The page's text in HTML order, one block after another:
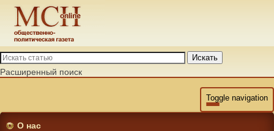
Искать
Расширенный поиск
Toggle navigation
О нас